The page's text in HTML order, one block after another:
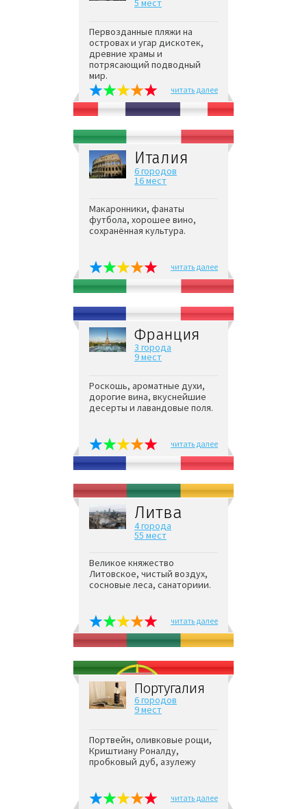
5 мест
Первозданные пляжи на
островах и угар дискотек,
древние храмы и
потрясающий подводный
мир.
читать далее
Италия
6 городов
16 мест
Макаронники, фанаты
футбола, хорошее вино,
сохранённая культура.
читать далее
Франция
3 города
9 мест
Роскошь, ароматные духи,
дорогие вина, вкуснейшие
десерты и лавандовые поля.
читать далее
Литва
4 города
55 мест
Великое княжество
Литовское, чистый воздух,
сосновые леса, санаториии.
читать далее
Португалия
6 городов
9 мест
Портвейн, оливковые рощи,
Криштиану Роналду,
пробковый дуб, азулежу
читать далее